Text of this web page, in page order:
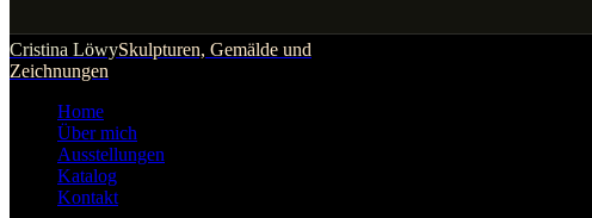
Cristina LöwySkulpturen, Gemälde und
Zeichnungen
Home
Über mich
Ausstellungen
Katalog
Kontakt